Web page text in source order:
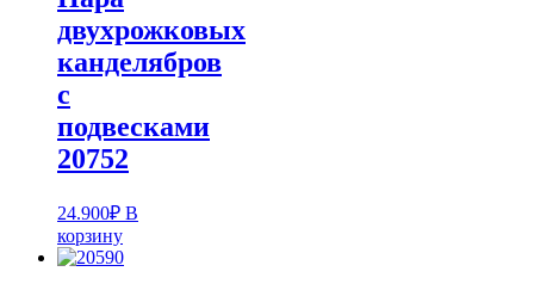
двухрожковых
канделябров
с
подвесками
20752
24.900₽ В
корзину